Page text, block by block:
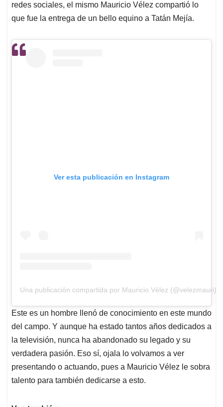
redes sociales, el mismo Mauricio Vélez compartió lo
que fue la entrega de un bello equino a Tatán Mejía.
Ver esta publicación en Instagram
Una publicación compartida por Mauricio Vélez (@velezmauri)
Este es un hombre llenó de conocimiento en este mundo
del campo. Y aunque ha estado tantos años dedicados a
la televisión, nunca ha abandonado su legado y su
verdadera pasión. Eso sí, ojala lo volvamos a ver
presentando o actuando, pues a Mauricio Vélez le sobra
talento para también dedicarse a esto.